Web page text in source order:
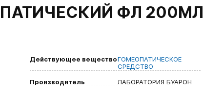
ФЛ 200МЛ
Действующее веществоГОМЕОПАТИЧЕСКОЕ
СРЕДСТВО
Производитель
ЛАБОРАТОРИЯ БУАРОН